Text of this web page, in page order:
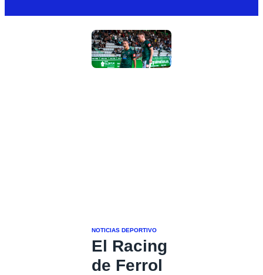
NOTICIAS DEPORTIVO
El Racing
de Ferrol